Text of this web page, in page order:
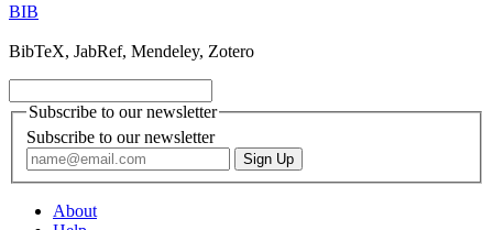
BIB
BibTeX, JabRef, Mendeley, Zotero
Subscribe to our newsletter
Subscribe to our newsletter
About